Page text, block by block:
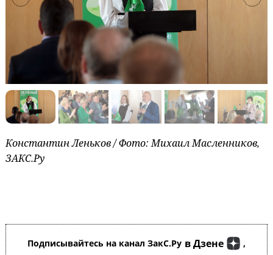
Константин Леньков / Фото: Михаил Масленников,
ЗАКС.Ру
Подписывайтесь на канал ЗакС.Ру в Дзене ,